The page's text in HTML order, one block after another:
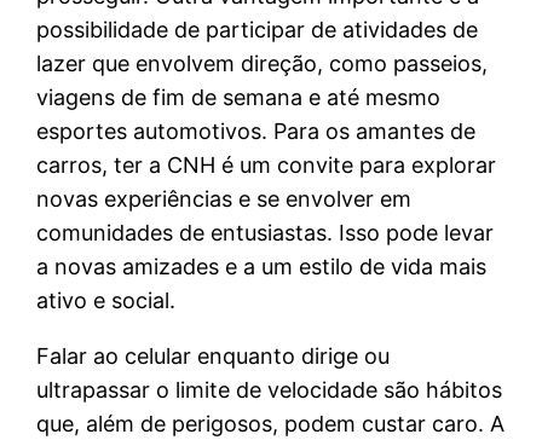
possibilidade de participar de atividades de
lazer que envolvem direção, como passeios,
viagens de fim de semana e até mesmo
esportes automotivos. Para os amantes de
carros, ter a CNH é um convite para explorar
novas experiências e se envolver em
comunidades de entusiastas. Isso pode levar
a novas amizades e a um estilo de vida mais
ativo e social.
Falar ao celular enquanto dirige ou
ultrapassar o limite de velocidade são hábitos
que, além de perigosos, podem custar caro. A